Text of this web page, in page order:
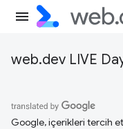
web.dev LIVE
Google, içerikleri tercih